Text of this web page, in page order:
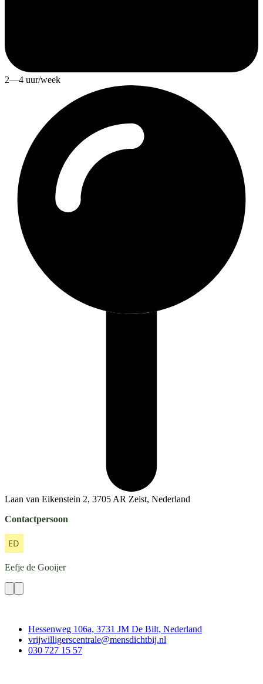
2—4 uur/week
Laan van Eikenstein 2, 3705 AR Zeist, Nederland
Contactpersoon
Eefje de Gooijer
Hessenweg 106a, 3731 JM De Bilt, Nederland
vrijwilligerscentrale@mensdichtbij.nl
030 727 15 57